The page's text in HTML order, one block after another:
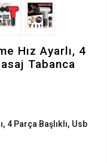
Hız Ayarlı, 4
Tabanca
4 Parça Başlıklı, Usb